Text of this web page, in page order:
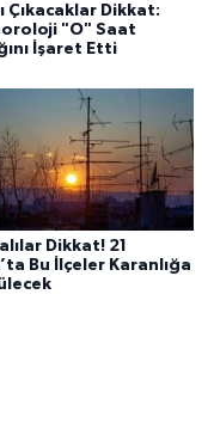
Çıkacaklar Dikkat:
"O" Saat
İşaret Etti
Dikkat! 21
Bu İlçeler Karanlığa